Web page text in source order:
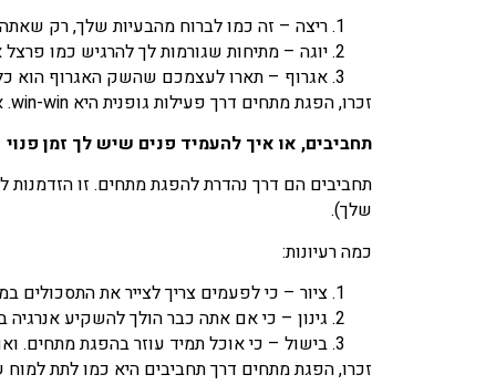
ריצה – זה כמו לברוח מהבעיות שלך, רק
יוגה – מתיחות שגורמות לך להרגיש כמו
אגרוף – תארו לעצמכם שהשק האגרוף הוא כל מה
זכרו, הפגת מתחים דרך פעילות גופנית היא win-win. או שתרגישו יותר טוב, או שתהיו כל כך עייפים שפשוט לא תהיה לכם אנרגיה להיות מתוחים.
תחביבים, או איך להעמיד פנים שיש לך זמן פנוי
תחביבים הם דרך נהדרת להפגת מתחים. זו
שלך).
כמה רעיונות:
ציור – כי לפעמים צריך לצייר את התסכולים
גינון – כי אם אתה כבר הולך להשקיע
בישול – כי אוכל תמיד עוזר בהפגת מתחים.
זכרו, הפגת מתחים דרך תחביבים היא כמו לתת